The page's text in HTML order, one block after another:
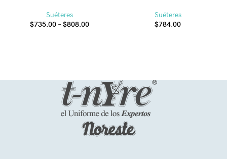
Suéteres
$735.00 – $808.00Price
Suéteres
$784.00